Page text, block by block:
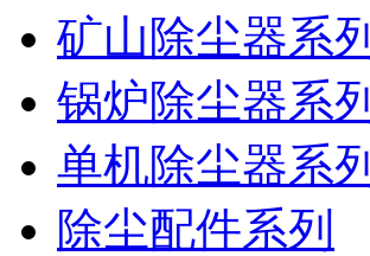
矿山除尘器系列
锅炉除尘器系列
单机除尘器系列
除尘配件系列